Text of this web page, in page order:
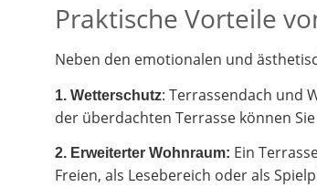
Praktische Vorteile
Neben den emotionalen und
1. Wetterschutz: Terrassendach und
der überdachten Terrasse können
2. Erweiterter Wohnraum: Ein
Freien, als Lesebereich oder als